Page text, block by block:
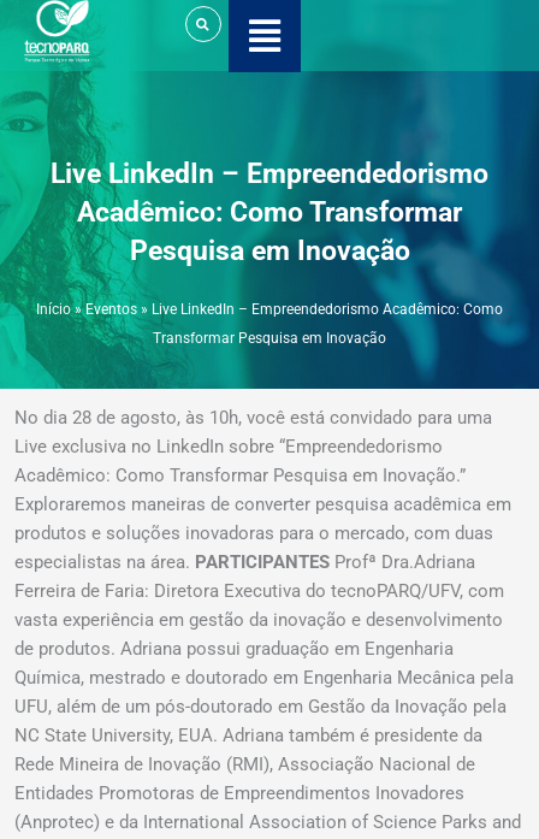
para
conteúdo
Live LinkedIn – Empreendedorismo
Acadêmico: Como Transformar
Pesquisa em Inovação
Início»Eventos » Live LinkedIn – Empreendedorismo Acadêmico: Como
Transformar Pesquisa em Inovação
No dia 28 de agosto, às 10h, você está convidado para uma
Live exclusiva no LinkedIn sobre “Empreendedorismo
Acadêmico: Como Transformar Pesquisa em Inovação.”
Exploraremos maneiras de converter pesquisa acadêmica em
produtos e soluções inovadoras para o mercado, com duas
especialistas na área. PARTICIPANTES Profª Dra.Adriana
Ferreira de Faria: Diretora Executiva do tecnoPARQ/UFV, com
vasta experiência em gestão da inovação e desenvolvimento
de produtos. Adriana possui graduação em Engenharia
Química, mestrado e doutorado em Engenharia Mecânica pela
UFU, além de um pós-doutorado em Gestão da Inovação pela
NC State University, EUA. Adriana também é presidente da
Rede Mineira de Inovação (RMI), Associação Nacional de
Entidades Promotoras de Empreendimentos Inovadores
(Anprotec) e da International Association of Science Parks and